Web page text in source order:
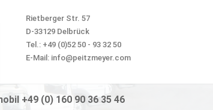
Rietberger Str. 57
D-33129 Delbrück
Tel.: +49 (0)52 50 - 93 32 50
E-Mail: info@peitzmeyer.com
+49 (0) 160 90 36 35 46